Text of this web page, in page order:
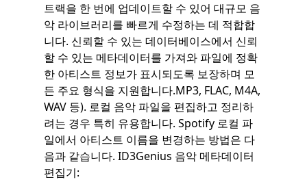
트랙을 한 번에 업데이트할 수 있어 대규모 음
악 라이브러리를 빠르게 수정하는 데 적합합
니다. 신뢰할 수 있는 데이터베이스에서 신뢰
할 수 있는 메타데이터를 가져와 파일에 정확
한 아티스트 정보가 표시되도록 보장하며 모
든 주요 형식을 지원합니다.MP3, FLAC, M4A,
WAV 등). 로컬 음악 파일을 편집하고 정리하
려는 경우 특히 유용합니다. Spotify 로컬 파
일에서 아티스트 이름을 변경하는 방법은 다
음과 같습니다. ID3Genius 음악 메타데이터
편집기: